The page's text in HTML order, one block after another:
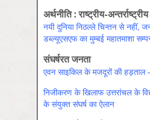
अर्थनीति : राष्ट्रीय-अन्तर्राष्ट्रीय
नयी दुनिया निठल्ले चिन्तन से नहीं,
डब्ल्यूएसएफ का मुम्बई महातमाशा
संघर्षरत जनता
एवन साइकिल के मजदूरों की हड़ताल
निजीकरण के खिलाफ उत्तरांचल के
के संयुक्त संघर्ष का ऐलान